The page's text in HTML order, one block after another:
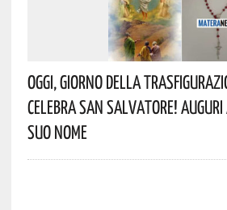
Oggi, Giorno Della
Celebra San Salvatore! Auguri
Suo Nome